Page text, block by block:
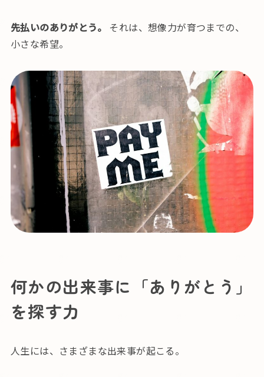
先払いのありがとう。
それは、想像力が育つまでの、
小さな希望。
何かの出来事に「ありがとう」
を探す力
人生には、さまざまな出来事が起こる。